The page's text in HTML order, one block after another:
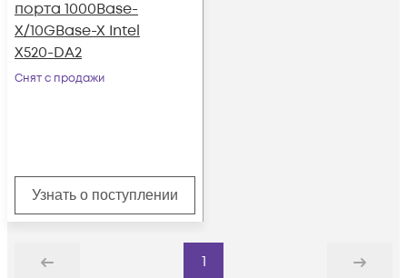
порта 1000Base-
X/10GBase-X Intel
X520-DA2
Снят с продажи
Узнать о поступлении
Назад
1
Дальше